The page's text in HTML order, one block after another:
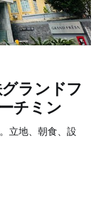
グランドフ
チミン
立地、朝食、設